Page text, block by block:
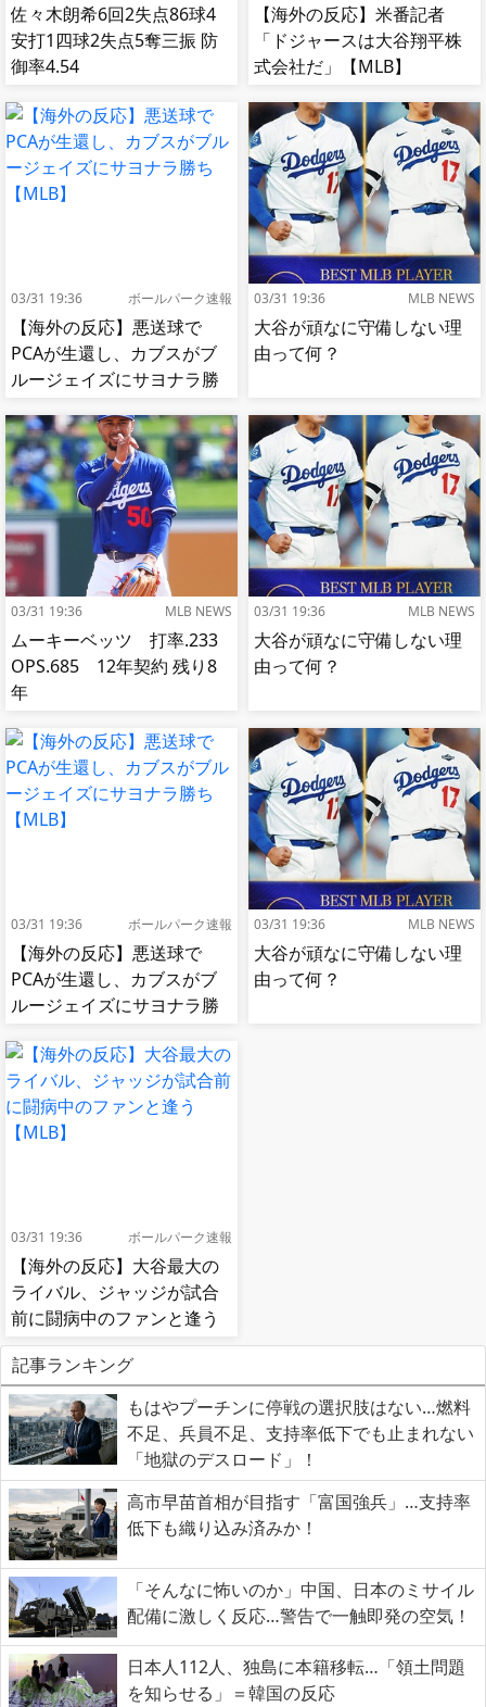
佐々木朗希6回2失点86球4
安打1四球2失点5奪三振 防
御率4.54
【海外の反応】米番記者
「ドジャースは大谷翔平株
式会社だ」【MLB】
03/31 19:36 ボールパーク速報
【海外の反応】悪送球で
PCAが生還し、カブスがブ
ルージェイズにサヨナラ勝
03/31 19:36 MLB NEWS
大谷が頑なに守備しない理
由って何？
03/31 19:36 MLB NEWS
ムーキーベッツ 打率.233
OPS.685 12年契約 残り8
年
03/31 19:36 MLB NEWS
大谷が頑なに守備しない理
由って何？
03/31 19:36 ボールパーク速報
【海外の反応】悪送球で
PCAが生還し、カブスがブ
ルージェイズにサヨナラ勝
03/31 19:36 MLB NEWS
大谷が頑なに守備しない理
由って何？
03/31 19:36 ボールパーク速報
【海外の反応】大谷最大の
ライバル、ジャッジが試合
前に闘病中のファンと逢う
【MLB】
記事ランキング
もはやプーチンに停戦の選択肢はない…燃料
不足、兵員不足、支持率低下でも止まれない
「地獄のデスロード」！
高市早苗首相が目指す「富国強兵」…支持率
低下も織り込み済みか！
「そんなに怖いのか」中国、日本のミサイル
配備に激しく反応…警告で一触即発の空気！
日本人112人、独島に本籍移転…「領土問題
を知らせる」＝韓国の反応